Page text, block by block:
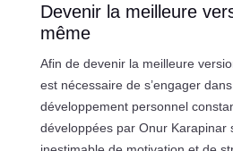
Devenir la meilleure
même
Afin de devenir la meilleure
est nécessaire de s’engager
développement personnel
développées par Onur Karapinar